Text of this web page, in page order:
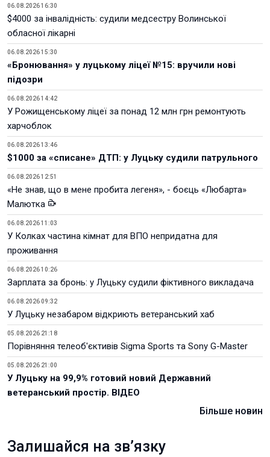
06.08.2026 16:30
$4000 за інвалідність: судили медсестру Волинської
обласної лікарні
06.08.2026 15:30
«Бронювання» у луцькому ліцеї №15: вручили нові
підозри
06.08.2026 14:42
У Рожищенському ліцеї за понад 12 млн грн ремонтують
харчоблок
06.08.2026 13:46
$1000 за «списане» ДТП: у Луцьку судили патрульного
06.08.2026 12:51
«Не знав, що в мене пробита легеня», - боєць «Любарта»
Малютка
06.08.2026 11:03
У Колках частина кімнат для ВПО непридатна для
проживання
06.08.2026 10:26
Зарплата за бронь: у Луцьку судили фіктивного викладача
06.08.2026 09:32
У Луцьку незабаром відкриють ветеранський хаб
05.08.2026 21:18
Порівняння телеоб'єктивів Sigma Sports та Sony G-Master
05.08.2026 21:00
У Луцьку на 99,9% готовий новий Державний
ветеранський простір. ВІДЕО
Більше новин
Залишайся на зв’язку